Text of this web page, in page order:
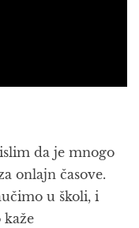
da je mnogo
onlajn časove.
u školi, i
kaže